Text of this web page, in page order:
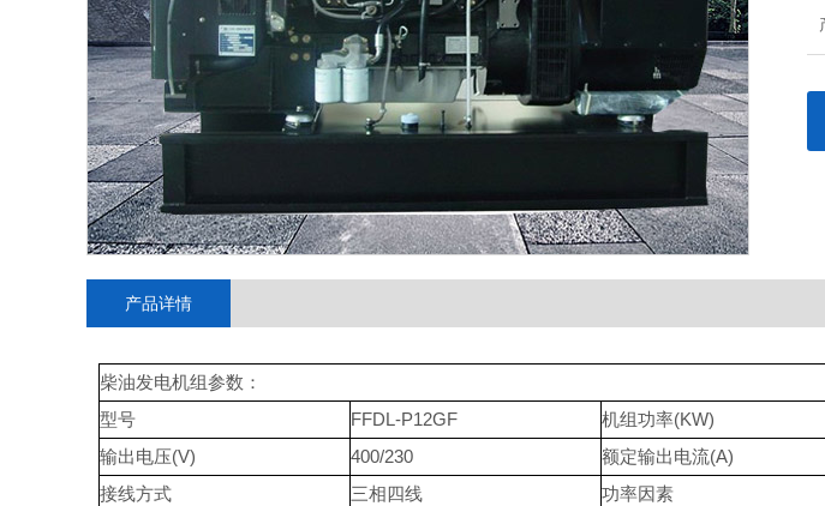
产品详情
柴油发电机组参数：
型号
FFDL-P12GF 机组功率(KW)
输出电压(V)
400/230 额定输出电流(A)
接线方式
三相四线 功率因素